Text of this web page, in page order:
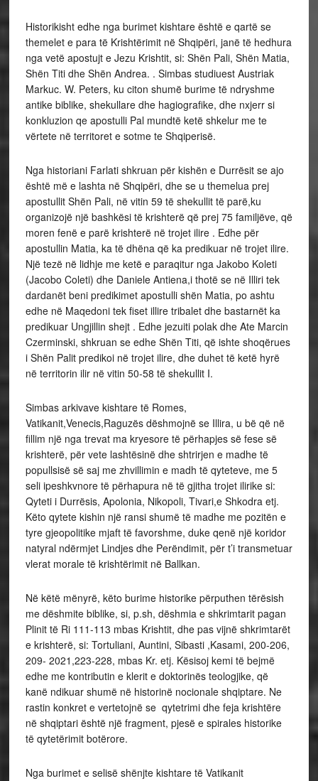
Historikisht edhe nga burimet kishtare është e qartë se
themelet e para të Krishtërimit në Shqipëri, janë të hedhura
nga vetë apostujt e Jezu Krishtit, si: Shën Pali, Shën Matia,
Shën Titi dhe Shën Andrea. . Simbas studiuest Austriak
Markuc. W. Peters, ku citon shumë burime të ndryshme
antike biblike, shekullare dhe hagiografike, dhe nxjerr si
konkluzion qe apostulli Pal mundtë ketë shkelur me te
vërtete në territoret e sotme te Shqiperisë.
Nga historiani Farlati shkruan për kishën e Durrësit se ajo
është më e lashta në Shqipëri, dhe se u themelua prej
apostullit Shën Pali, në vitin 59 të shekullit të parë,ku
organizojë një bashkësi të krishterë që prej 75 familjëve, që
moren fenë e parë krishterë në trojet ilire . Edhe për
apostullin Matia, ka të dhëna që ka predikuar në trojet ilire.
Një tezë në lidhje me ketë e paraqitur nga Jakobo Koleti
(Jacobo Coleti) dhe Daniele Antiena,i thotë se në Illiri tek
dardanët beni predikimet apostulli shën Matia, po ashtu
edhe në Maqedoni tek fiset illire tribalet dhe bastarnët ka
predikuar Ungjillin shejt . Edhe jezuiti polak dhe Ate Marcin
Czerminski, shkruan se edhe Shën Titi, që ishte shoqërues
i Shën Palit predikoi në trojet ilire, dhe duhet të ketë hyrë
në territorin ilir në vitin 50-58 të shekullit I.
Simbas arkivave kishtare të Romes,
Vatikanit,Venecis,Raguzës dëshmojnë se Illira, u bë që në
fillim një nga trevat ma kryesore të përhapjes së fese së
krishterë, për vete lashtësinë dhe shtrirjen e madhe të
popullsisë së saj me zhvillimin e madh të qyteteve, me 5
seli ipeshkvnore të përhapura në të gjitha trojet ilirike si:
Qyteti i Durrësis, Apolonia, Nikopoli, Tivari,e Shkodra etj.
Këto qytete kishin një ransi shumë të madhe me pozitën e
tyre gjeopolitike mjaft të favorshme, duke qenë një koridor
natyral ndërmjet Lindjes dhe Perëndimit, për t’i transmetuar
vlerat morale të krishtërimit në Ballkan.
Në këtë mënyrë, këto burime historike përputhen tërësish
me dëshmite biblike, si, p.sh, dëshmia e shkrimtarit pagan
Plinit të Ri 111-113 mbas Krishtit, dhe pas vijnë shkrimtarët
e krishterë, si: Tortuliani, Auntini, Sibasti ,Kasami, 200-206,
209- 2021,223-228, mbas Kr. etj. Kësisoj kemi të bejmë
edhe me kontributin e klerit e doktorinës teologjike, që
kanë ndikuar shumë në historinë nocionale shqiptare. Ne
rastin konkret e vertetojnë se qytetrimi dhe feja krishtëre
në shqiptari është një fragment, pjesë e spirales historike
të qytetërimit botërore.
Nga burimet e selisë shënjte kishtare të Vatikanit